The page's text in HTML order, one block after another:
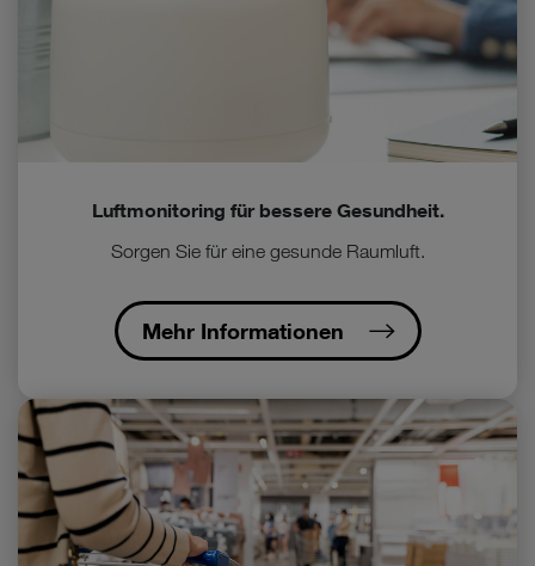
Luftmonitoring für bessere Gesundheit.
Sorgen Sie für eine gesunde Raumluft.
Mehr Informationen